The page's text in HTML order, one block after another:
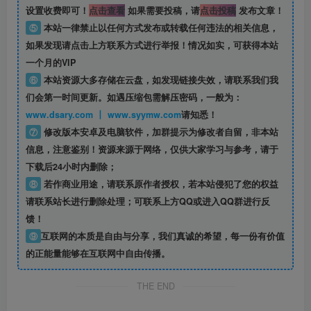
设置收费即可！ 点击查看如果需要投稿，请点击投稿发布文章！
⑤ 本站一律禁止以任何方式发布或转载任何违法的相关信息，
如果发现请点击上方联系方式进行举报！情况如实，可获得本站
一个月的VIP
⑥ 本站资源大多存储在云盘，如发现链接失效，请联系我们我
们会第一时间更新。如遇压缩包需解压密码，一般为：
www.dsary.com 丨 www.syymw.com请知悉！
⑦ 修改版本安卓及电脑软件，加群提示为修改者自留， 非本站
信息，注意鉴别！资源来源于网络，仅供大家学习与参考，请于
下载后24小时内删除；
⑧ 若作商业用途，请联系原作者授权，若本站侵犯了您的权益
请联系站长进行删除处理；可联系上方QQ或进入QQ群进行反
馈！
⑨ 互联网的本质是自由与分享，我们真诚的希望，每一份有价值
的正能量能够在互联网中自由传播。
THE END